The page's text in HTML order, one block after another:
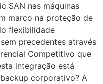
SAN nas máquinas
marco na proteção de
flexibilidade
precedentes através
Competitivo que
integração está
corporativo? A